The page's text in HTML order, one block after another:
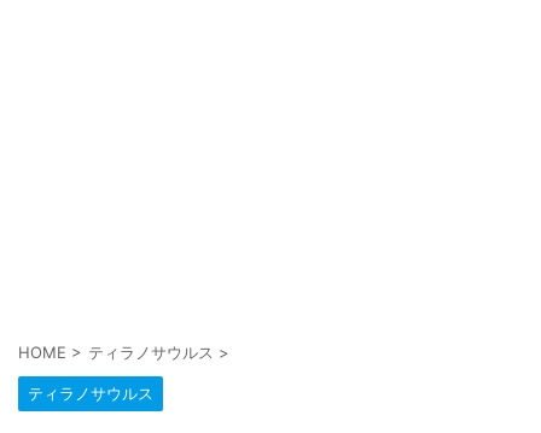
HOME > ティラノサウルス >
ティラノサウルス